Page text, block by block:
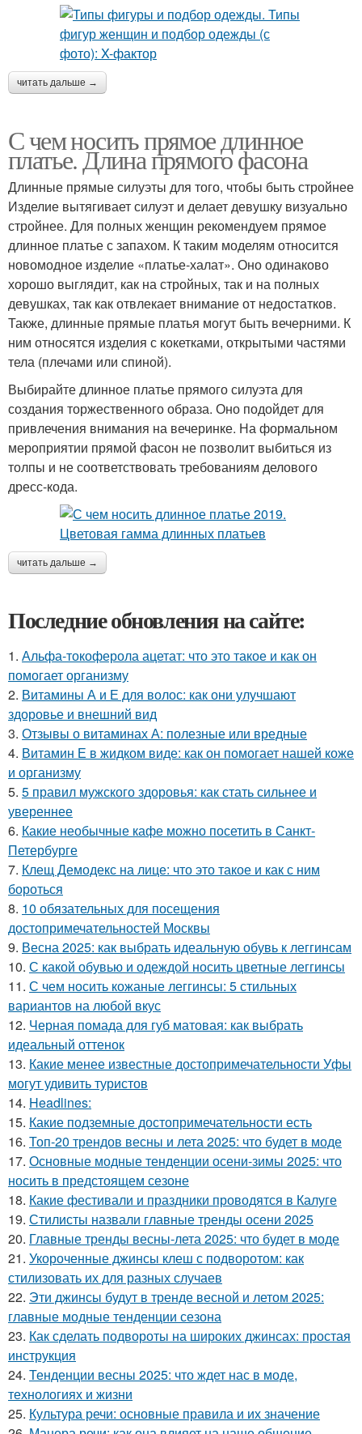
читать дальше →
С чем носить прямое длинное
платье. Длина прямого фасона
Длинные прямые силуэты для того, чтобы быть стройнее
Изделие вытягивает силуэт и делает девушку визуально
стройнее. Для полных женщин рекомендуем прямое
длинное платье с запахом. К таким моделям относится
новомодное изделие «платье-халат». Оно одинаково
хорошо выглядит, как на стройных, так и на полных
девушках, так как отвлекает внимание от недостатков.
Также, длинные прямые платья могут быть вечерними. К
ним относятся изделия с кокетками, открытыми частями
тела (плечами или спиной).
Выбирайте длинное платье прямого силуэта для
создания торжественного образа. Оно подойдет для
привлечения внимания на вечеринке. На формальном
мероприятии прямой фасон не позволит выбиться из
толпы и не соответствовать требованиям делового
дресс-кода.
читать дальше →
Последние обновления на сайте:
1. Альфа-токоферола ацетат: что это такое и как он
помогает организму
2. Витамины А и Е для волос: как они улучшают
здоровье и внешний вид
3. Отзывы о витаминах А: полезные или вредные
4. Витамин Е в жидком виде: как он помогает нашей коже
и организму
5. 5 правил мужского здоровья: как стать сильнее и
увереннее
6. Какие необычные кафе можно посетить в Санкт-
Петербурге
7. Клещ Демодекс на лице: что это такое и как с ним
бороться
8. 10 обязательных для посещения
достопримечательностей Москвы
9. Весна 2025: как выбрать идеальную обувь к леггинсам
10. С какой обувью и одеждой носить цветные леггинсы
11. С чем носить кожаные леггинсы: 5 стильных
вариантов на любой вкус
12. Черная помада для губ матовая: как выбрать
идеальный оттенок
13. Какие менее известные достопримечательности Уфы
могут удивить туристов
14. Headlines:
15. Какие подземные достопримечательности есть
16. Топ-20 трендов весны и лета 2025: что будет в моде
17. Основные модные тенденции осени-зимы 2025: что
носить в предстоящем сезоне
18. Какие фестивали и праздники проводятся в Калуге
19. Стилисты назвали главные тренды осени 2025
20. Главные тренды весны-лета 2025: что будет в моде
21. Укороченные джинсы клеш с подворотом: как
стилизовать их для разных случаев
22. Эти джинсы будут в тренде весной и летом 2025:
главные модные тенденции сезона
23. Как сделать подвороты на широких джинсах: простая
инструкция
24. Тенденции весны 2025: что ждет нас в моде,
технологиях и жизни
25. Культура речи: основные правила и их значение